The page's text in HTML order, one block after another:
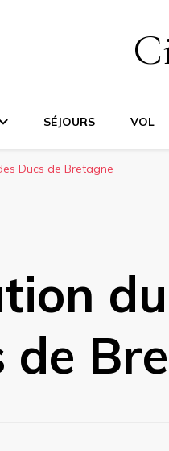
SÉJOURS VOL
Ducs de Bretagne
de